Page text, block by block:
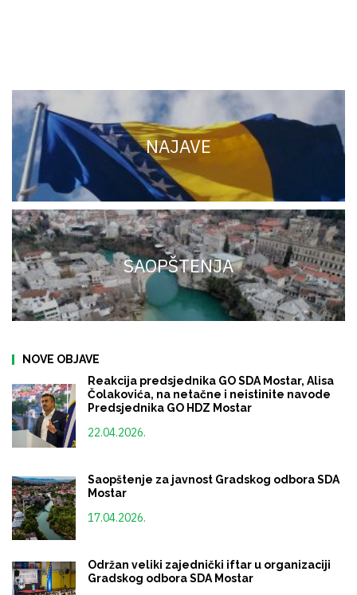
NAJAVE
SAOPŠTENJA
NOVE OBJAVE
Reakcija predsjednika GO SDA Mostar, Alisa
Čolakovića, na netačne i neistinite navode
Predsjednika GO HDZ Mostar
22.04.2026.
Saopštenje za javnost Gradskog odbora SDA
Mostar
17.04.2026.
Održan veliki zajednički iftar u organizaciji
Gradskog odbora SDA Mostar